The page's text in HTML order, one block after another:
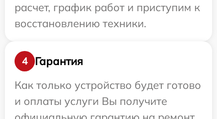
расчет, график работ и приступим к
восстановлению техники.
4
Гарантия
Как только устройство будет готово
и оплаты услуги Вы получите